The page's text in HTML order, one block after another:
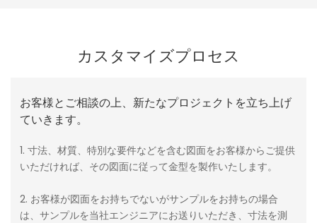
カスタマイズプロセス
お客様とご相談の上、新たなプロジェクトを立ち上げ
ていきます。
1. 寸法、材質、特別な要件などを含む図面をお客様からご提供
いただければ、その図面に従って金型を製作いたします。
2. お客様が図面をお持ちでないがサンプルをお持ちの場合
は、サンプルを当社エンジニアにお送りいただき、寸法を測